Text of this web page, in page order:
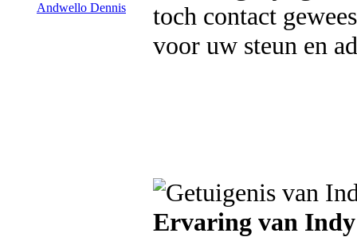
toch contact
voor uw steun en
Ervaring van Indy